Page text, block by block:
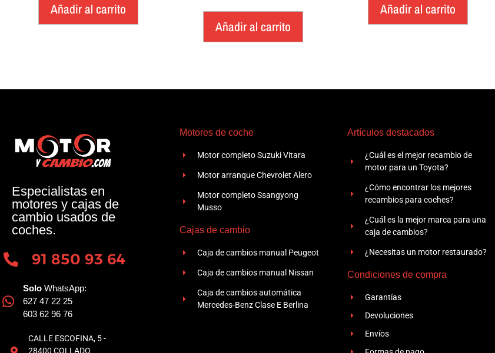
Añadir al carrito
Añadir al carrito
Añadir al carrito
Especialistas en
motores y cajas de
cambio usados de
coches.
91 850 93 64
Solo WhatsApp:
627 47 22 25
603 62 96 76
CALLE ESCOFINA, 5 -
28400 COLLADO
Motores de coche
Motor completo Suzuki Vitara
Motor arranque Chevrolet Alero
Motor completo Ssangyong
Musso
Cajas de cambio
Caja de cambios manual Peugeot
Caja de cambios manual Nissan
Caja de cambios automática
Mercedes-Benz Clase E Berlina
Artículos destacados
¿Cuál es el mejor recambio de
motor para un Toyota?
¿Cómo encontrar los mejores
recambios para coches?
¿Cuál es la mejor marca para una
caja de cambios?
¿Necesitas un motor restaurado?
Condiciones de compra
Garantías
Devoluciones
Envíos